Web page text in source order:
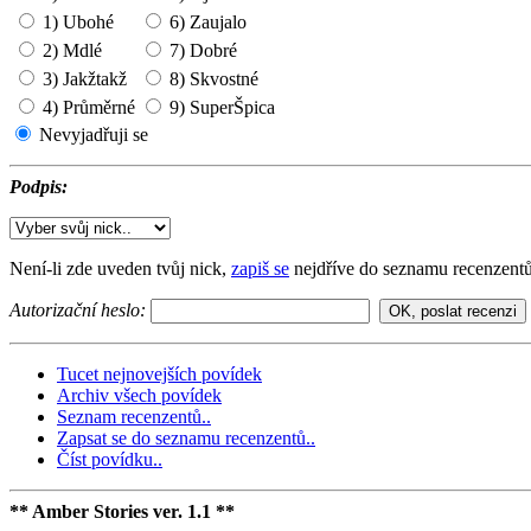
1) Ubohé
6) Zaujalo
2) Mdlé
7) Dobré
3) Jakžtakž
8) Skvostné
4) Průměrné
9) SuperŠpica
Nevyjadřuji se
Podpis:
Není-li zde uveden tvůj nick, zapiš se nejdříve do seznamu
Autorizační heslo:
Tucet nejnovejších povídek
Archiv všech povídek
Seznam recenzentů..
Zapsat se do seznamu recenzentů..
Číst povídku..
** Amber Stories ver. 1.1 **